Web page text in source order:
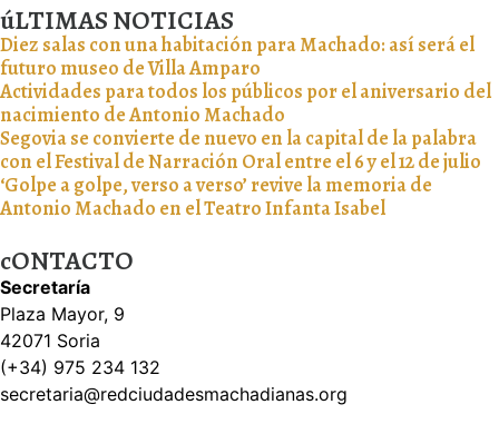
úLTIMAS NOTICIAS
Diez salas con una habitación para Machado: así será el
futuro museo de Villa Amparo
Actividades para todos los públicos por el aniversario del
nacimiento de Antonio Machado
Segovia se convierte de nuevo en la capital de la palabra
con el Festival de Narración Oral entre el 6 y el 12 de julio
‘Golpe a golpe, verso a verso’ revive la memoria de
Antonio Machado en el Teatro Infanta Isabel
cONTACTO
Secretaría
Plaza Mayor, 9
42071 Soria
(+34) 975 234 132
secretaria@redciudadesmachadianas.org